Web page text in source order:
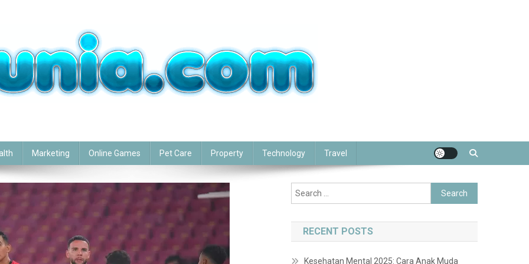
Marketing Online Games Pet Care Property Technology Travel
Search
for:
RECENT POSTS
Kesehatan Mental 2025: Cara Anak Muda